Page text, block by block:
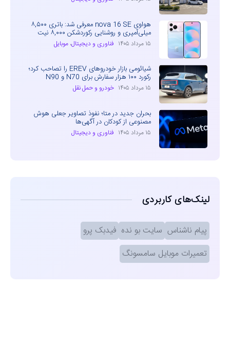
هواوی nova 16 SE معرفی شد: باتری ۸,۵۰۰
میلی‌آمپری و روشنایی رکوردشکن ۸,۰۰۰ نیت
۱۵ مرداد ۱۴۰۵ فناوری و دیجیتال، موبایل
شیائومی بازار خودروهای EREV را تصاحب کرد؛
رکورد ۱۰۰ هزار سفارش برای N70 و N90
۱۵ مرداد ۱۴۰۵ خودرو و حمل نقل
بحران جدید در متا؛ نفوذ تصاویر جعلی هوش
مصنوعی از کودکان در آگهی‌ها
۱۵ مرداد ۱۴۰۵ فناوری و دیجیتال
لینک‌های کاربردی
پیام ناشناس سایت بو نده فیدبک پرو
تعمیرات موبایل سامسونگ